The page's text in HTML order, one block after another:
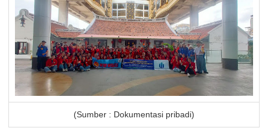
(Sumber : Dokumentasi pribadi)